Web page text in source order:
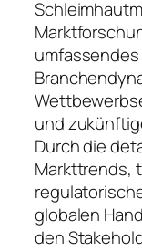
und
Durch die
Markttrends,
globalen
den